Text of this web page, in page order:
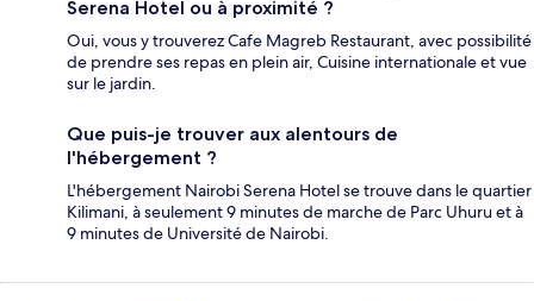
Serena Hotel ou à proximité ?
Oui, vous y trouverez Cafe Magreb Restaurant, avec possibilité
de prendre ses repas en plein air, Cuisine internationale et vue
sur le jardin.
Que puis-je trouver aux alentours de
l'hébergement ?
L'hébergement Nairobi Serena Hotel se trouve dans le quartier
Kilimani, à seulement 9 minutes de marche de Parc Uhuru et à
9 minutes de Université de Nairobi.